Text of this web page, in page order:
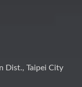
Dist., Taipei City